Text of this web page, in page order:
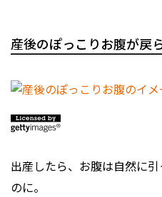
産後のぽっこりお腹が戻
出産したら、お腹は自然に
のに――。